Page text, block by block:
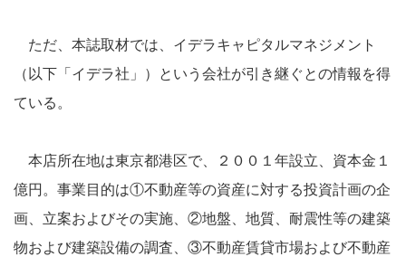
ただ、本誌取材では、イデラキャピタルマネジメント
（以下「イデラ社」）という会社が引き継ぐとの情報を得
ている。
本店所在地は東京都港区で、２００１年設立、資本金１
億円。事業目的は①不動産等の資産に対する投資計画の企
画、立案およびその実施、②地盤、地質、耐震性等の建築
物および建築設備の調査、③不動産賃貸市場および不動産